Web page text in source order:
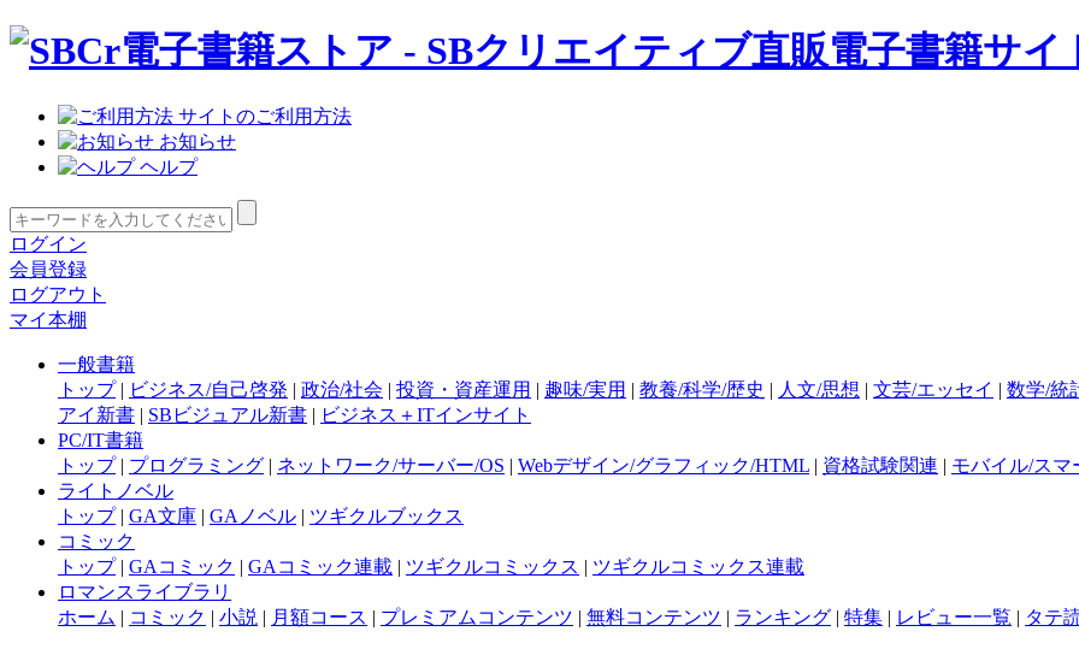
サイトのご利用方法
お知らせ
ヘルプ
ログイン
会員登録
ログアウト
マイ本棚
一般書籍
トップ| ビジネス/自己啓発 | 政治/社会 | 投資・資産運用 | 趣味/実用 | 教養/科学/歴史 | 人文/思想 | 文芸/エッセイ | 数学/統
アイ新書 | SBビジュアル新書 | ビジネス＋ITインサイト
PC/IT書籍
トップ| プログラミング | ネットワーク/サーバー/OS | Webデザイン/グラフィック/HTML | 資格試験関連 | モバイル/スマ
ライトノベル
トップ| GA文庫 | GAノベル | ツギクルブックス
コミック
トップ| GAコミック | GAコミック連載 | ツギクルコミックス | ツギクルコミックス連載
ロマンスライブラリ
ホーム | コミック | 小説 | 月額コース | プレミアムコンテンツ | 無料コンテンツ | ランキング | 特集 | レビュー一覧 | タテ